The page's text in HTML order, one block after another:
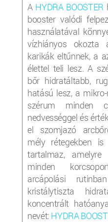
A HYDRA BOOSTER
booster valódi
használatával
vízhiányos okozta
karikák eltűnnek, a
élettel teli lesz. A
bőr hidratáltabb,
hatású lesz, a
szérum minden
nedvességgel és
el szomjazó
mély rétegekben
tartalmaz, amelyre
minden
arcápolási
kristálytiszta
koncentrált
nevét: HYDRA